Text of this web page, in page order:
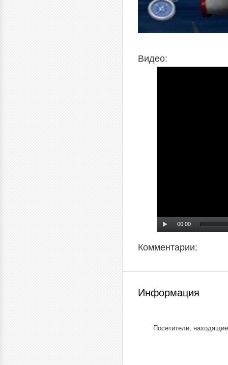
Видео:
00:00
Комментарии:
Информация
Посетители,